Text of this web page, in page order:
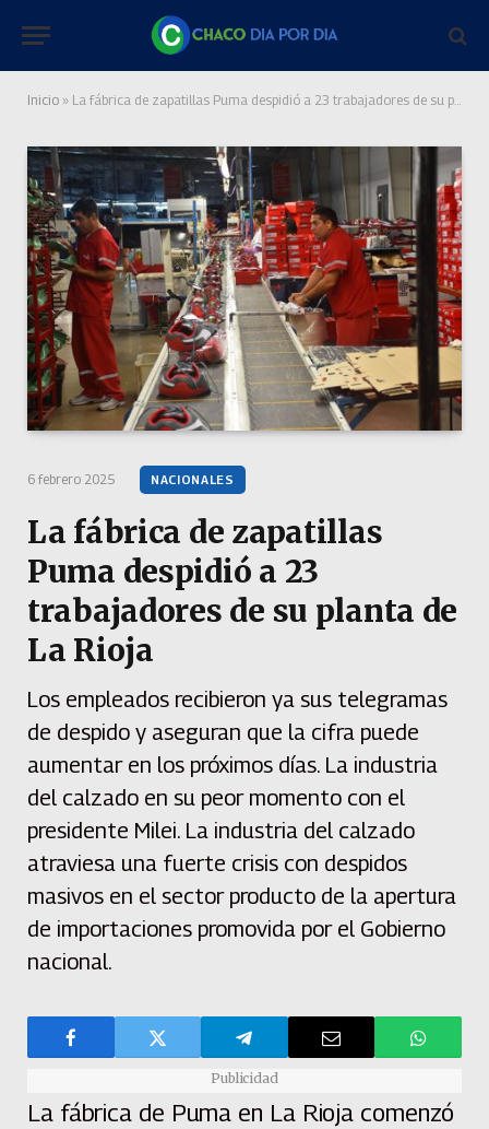
Inicio » La fábrica de zapatillas Puma despidió a 23 trabajadores de su planta de La Rioja
6 febrero 2025 NACIONALES
La fábrica de zapatillas
Puma despidió a 23
trabajadores de su planta de
La Rioja
Los empleados recibieron ya sus telegramas
de despido y aseguran que la cifra puede
aumentar en los próximos días. La industria
del calzado en su peor momento con el
presidente Milei. La industria del calzado
atraviesa una fuerte crisis con despidos
masivos en el sector producto de la apertura
de importaciones promovida por el Gobierno
nacional.
Publicidad
La fábrica de Puma en La Rioja comenzó